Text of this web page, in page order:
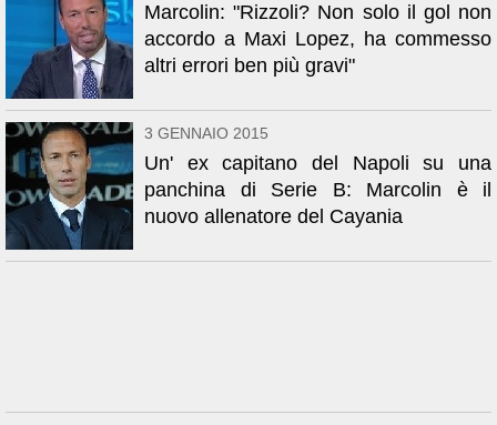
Marcolin: "Rizzoli? Non solo il gol non
accordo a Maxi Lopez, ha commesso
altri errori ben più gravi"
3 GENNAIO 2015
Un' ex capitano del Napoli su una
panchina di Serie B: Marcolin è il
nuovo allenatore del Cayania